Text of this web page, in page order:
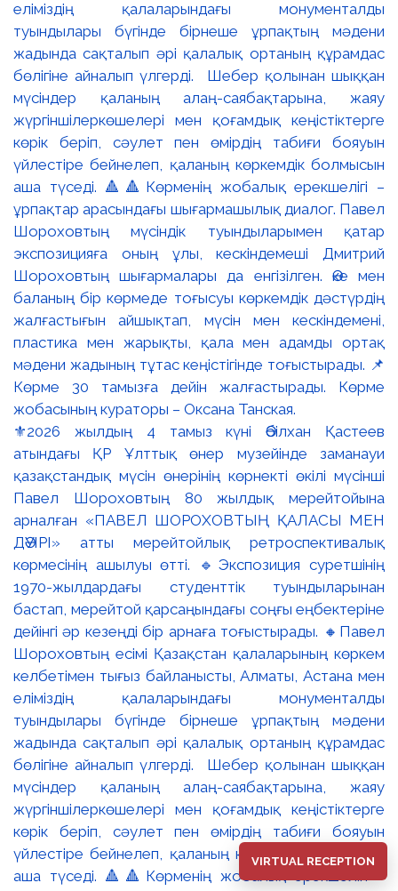
⚜️2026 жылдың 4 тамыз күні Әбілхан Қастеев
атындағы ҚР Ұлттық өнер музейінде заманауи
қазақстандық мүсін өнерінің көрнекті өкілі мүсінші
Павел Шороховтың 80 жылдық мерейтойына
арналған «ПАВЕЛ ШОРОХОВТЫҢ ҚАЛАСЫ МЕН
ДӘУІРІ» атты мерейтойлық ретроспективалық
көрмесінің ашылуы өтті. 🔹Экспозиция суретшінің
1970-жылдардағы студенттік туындыларынан
бастап, мерейтой қарсаңындағы соңғы еңбектеріне
дейінгі әр кезеңді бір арнаға тоғыстырады. 🔸Павел
Шороховтың есімі Қазақстан қалаларының көркем
келбетімен тығыз байланысты, Алматы, Астана мен
еліміздің қалаларындағы монументалды
туындылары бүгінде бірнеше ұрпақтың мәдени
жадында сақталып әрі қалалық ортаның құрамдас
бөлігіне айналып үлгерді. Шебер қолынан шыққан
мүсіндер қаланың алаң-саябақтарына, жаяу
жүргіншілеркөшелері мен қоғамдық кеңістіктерге
көрік беріп, сәулет пен өмірдің табиғи бояуын
үйлестіре бейнелеп, қаланың көркемдік болмысын
аша түседі. 🔺🔺Көрменің жобалық ерекшелігі –
VIRTUAL RECEPTION